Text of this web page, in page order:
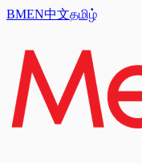
BMEN中文தமிழ்